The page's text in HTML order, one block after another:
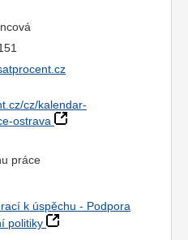
cz/kalendar-
ostrava
práce
k úspěchu - Podpora
politiky